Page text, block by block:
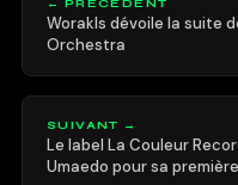
← PRÉCÉDENT
Worakls dévoile la suite
Orchestra
SUIVANT →
Le label La Couleur
Umaedo pour sa